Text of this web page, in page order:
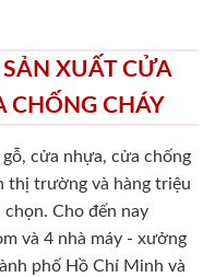
XUẤT CỬA
CHỐNG CHÁY
gỗ, cửa nhựa, cửa chống
thị trường và hàng triệu
Cho đến nay
và 4 nhà máy - xưởng
phố Hồ Chí Minh và